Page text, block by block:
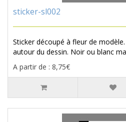
sticker-sl002
Sticker découpé à fleur de
autour du dessin. Noir ou blanc
A partir de : 8,75€